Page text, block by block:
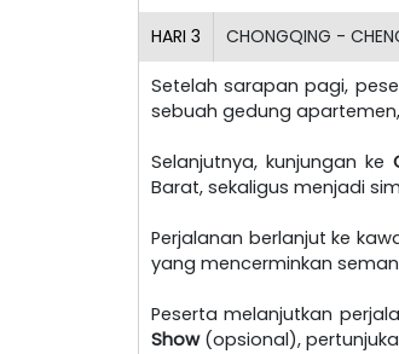
HARI 3 CHONGQING -
Setelah sarapan pagi,
sebuah gedung
Selanjutnya, kunjungan ke
Barat, sekaligus menjadi
Perjalanan berlanjut ke
yang mencerminkan
Peserta melanjutkan
Show(opsional),